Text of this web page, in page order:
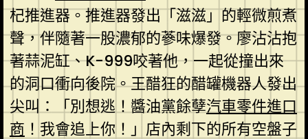
杞推進器。推進器發出「滋滋」的輕微煎煮
聲，伴隨著一股濃郁的蔘味爆發。廖沾沾抱
著蒜泥缸、K-999咬著他，一起從撞出來
的洞口衝向後院。王醋狂的醋罐機器人發出
尖叫：「別想逃！醬油黨餘孽汽車零件進口
商 ！我會追上你！」店內剩下的所有空盤子